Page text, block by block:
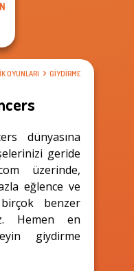
OYUNLARI GIYDIRME OYUNLARI
dünyasına
geride
üzerinde,
eğlence ve
benzer
Hemen en
giydirme